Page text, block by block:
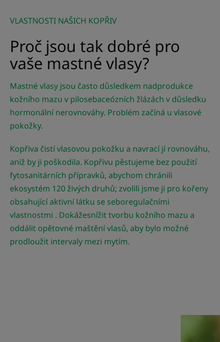
VLASTNOSTI NAŠICH KOPŘIV
Proč jsou tak dobré pro
vaše mastné vlasy?
Mastné vlasy jsou často důsledkem nadprodukce
kožního mazu v pilosebaceózních žlázách v důsledku
hormonální nerovnováhy. Problém začíná u vlasové
pokožky.
Kopřiva čistí vlasovou pokožku a navrací jí rovnováhu,
aniž by ji poškodila. Kopřivu pěstujeme bez použití
fytosanitárních přípravků, abychom chránili
ekosystém 120 živých druhů; zvolili jsme ji pro kořeny
obsahující aktivní látku se seboregulačními
vlastnostmi . Dokážesnížit tvorbu kožního mazu a
oddálit opětovné maštění vlasů, aby bylo možné
prodloužit intervaly mezi mytím.